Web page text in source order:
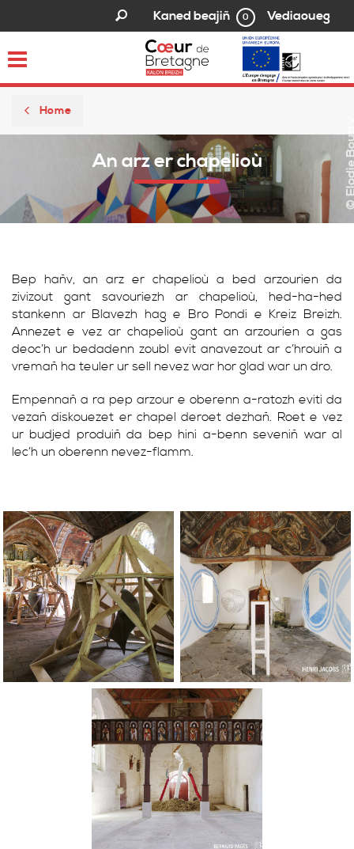
Kaned beajiñ 0 Vediaoueg
Toggle
Home
An arz er chapelioù ©
Bep hañv, an arz er chapelioù a bed arzourien da
zivizout gant savouriezh ar chapelioù, hed-ha-hed
stankenn ar Blavezh hag e Bro Pondi e Kreiz Breizh.
Annezet e vez ar chapelioù gant an arzourien a gas
deoc’h ur bedadenn zoubl evit anavezout ar c’hrouiñ a
vremañ ha teuler ur sell nevez war hor glad war un dro.
Empennañ a ra pep arzour e oberenn a-ratozh eviti da
vezañ diskouezet er chapel deroet dezhañ. Roet e vez
ur budjed produiñ da bep hini a-benn seveniñ war al
lec’h un oberenn nevez-flamm.